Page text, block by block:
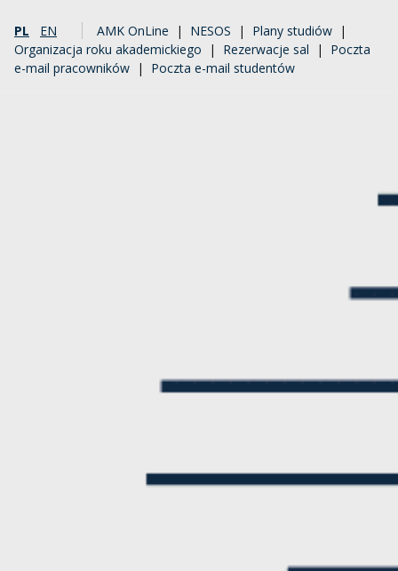
PL EN AMK OnLine | NESOS | Plany studiów |
Organizacja roku akademickiego | Rezerwacje sal | Poczta
e-mail pracowników | Poczta e-mail studentów